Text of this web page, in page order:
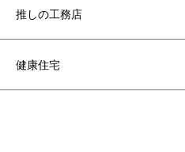
推しの工務店
健康住宅